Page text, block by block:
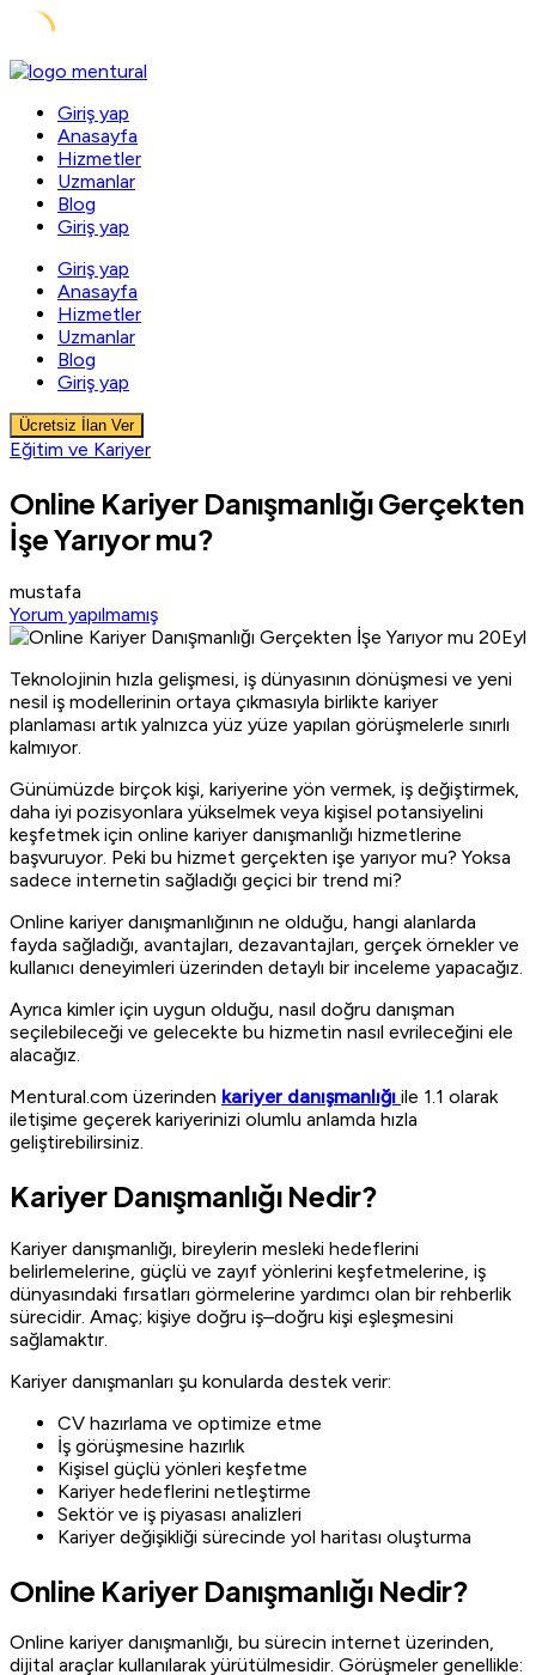
Skip
contentGiriş yap
Anasayfa
Hizmetler
Uzmanlar
Blog
Giriş yap
Giriş yap
Anasayfa
Hizmetler
Uzmanlar
Blog
Giriş yap
Ücretsiz İlan Ver
Eğitim ve Kariyer
Online Kariyer Danışmanlığı Gerçekten
İşe Yarıyor mu?
mustafa
Yorum yapılmamış
20Eyl
Teknolojinin hızla gelişmesi, iş dünyasının dönüşmesi ve yeni
nesil iş modellerinin ortaya çıkmasıyla birlikte kariyer
planlaması artık yalnızca yüz yüze yapılan görüşmelerle sınırlı
kalmıyor.
Günümüzde birçok kişi, kariyerine yön vermek, iş değiştirmek,
daha iyi pozisyonlara yükselmek veya kişisel potansiyelini
keşfetmek için online kariyer danışmanlığı hizmetlerine
başvuruyor. Peki bu hizmet gerçekten işe yarıyor mu? Yoksa
sadece internetin sağladığı geçici bir trend mi?
Online kariyer danışmanlığının ne olduğu, hangi alanlarda
fayda sağladığı, avantajları, dezavantajları, gerçek örnekler ve
kullanıcı deneyimleri üzerinden detaylı bir inceleme yapacağız.
Ayrıca kimler için uygun olduğu, nasıl doğru danışman
seçilebileceği ve gelecekte bu hizmetin nasıl evrileceğini ele
alacağız.
Mentural.com üzerinden kariyer danışmanlığı ile 1.1 olarak
iletişime geçerek kariyerinizi olumlu anlamda hızla
geliştirebilirsiniz.
Kariyer Danışmanlığı Nedir?
Kariyer danışmanlığı, bireylerin mesleki hedeflerini
belirlemelerine, güçlü ve zayıf yönlerini keşfetmelerine, iş
dünyasındaki fırsatları görmelerine yardımcı olan bir rehberlik
sürecidir. Amaç; kişiye doğru iş–doğru kişi eşleşmesini
sağlamaktır.
Kariyer danışmanları şu konularda destek verir:
CV hazırlama ve optimize etme
İş görüşmesine hazırlık
Kişisel güçlü yönleri keşfetme
Kariyer hedeflerini netleştirme
Sektör ve iş piyasası analizleri
Kariyer değişikliği sürecinde yol haritası oluşturma
Online Kariyer Danışmanlığı Nedir?
Online kariyer danışmanlığı, bu sürecin internet üzerinden,
dijital araçlar kullanılarak yürütülmesidir. Görüşmeler genellikle: